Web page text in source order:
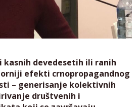
kasnih devedesetih ili ranih
efekti crnopropagandnog
– generisanje kolektivnih
društvenih i